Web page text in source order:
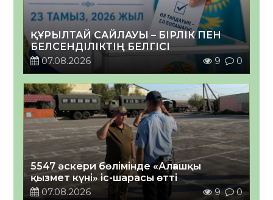
ҚҰРЫЛТАЙ САЙЛАУЫ – БІРЛІК ПЕН
БЕЛСЕНДІЛІКТІҢ БЕЛГІСІ
07.08.2026
9 0
5547 әскери бөлімінде «Алғашқы
қызмет күні» іс-шарасы өтті
07.08.2026
9 0